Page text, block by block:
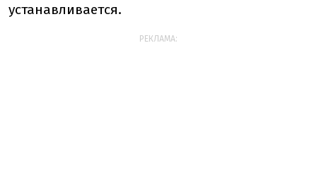
устанавливается.
РЕКЛАМА: